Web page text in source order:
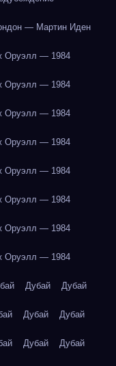
— Мартин Иден
Оруэлл — 1984
Оруэлл — 1984
Оруэлл — 1984
Оруэлл — 1984
Оруэлл — 1984
Оруэлл — 1984
Оруэлл — 1984
Оруэлл — 1984
Дубай Дубай
Дубай Дубай
Дубай Дубай